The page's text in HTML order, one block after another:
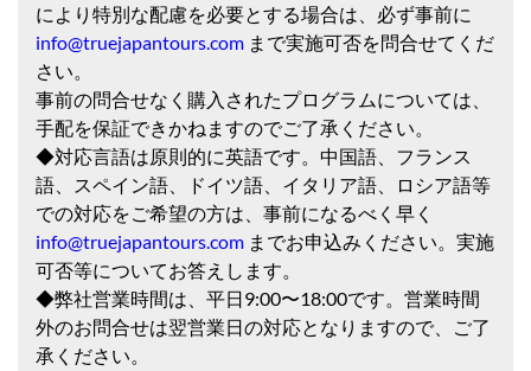
により特別な配慮を必要とする場合は、必ず事前に
info@truejapantours.com まで実施可否を問合せてくだ
さい。
事前の問合せなく購入されたプログラムについては、
手配を保証できかねますのでご了承ください。
◆対応言語は原則的に英語です。中国語、フランス
語、スペイン語、ドイツ語、イタリア語、ロシア語等
での対応をご希望の方は、事前になるべく早く
info@truejapantours.com までお申込みください。実施
可否等についてお答えします。
◆弊社営業時間は、平日9:00〜18:00です。営業時間
外のお問合せは翌営業日の対応となりますので、ご了
承ください。